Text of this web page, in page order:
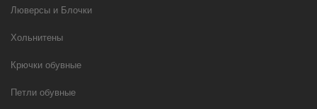
Люверсы и Блочки
Хольнитены
Крючки обувные
Петли обувные